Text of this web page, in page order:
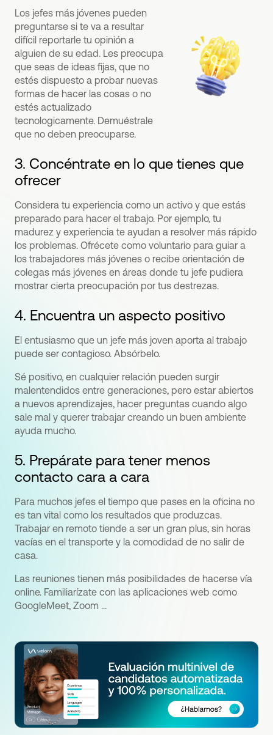
Los jefes más jóvenes pueden
preguntarse si te va a resultar
difícil reportarle tu opinión a
alguien de su edad. Les preocupa
que seas de ideas fijas, que no
estés dispuesto a probar nuevas
formas de hacer las cosas o no
estés actualizado
tecnologicamente. Demuéstrale
que no deben preocuparse.
3. Concéntrate en lo que tienes que
ofrecer
Considera tu experiencia como un activo y que estás
preparado para hacer el trabajo. Por ejemplo, tu
madurez y experiencia te ayudan a resolver más rápido
los problemas. Ofrécete como voluntario para guiar a
los trabajadores más jóvenes o recibe orientación de
colegas más jóvenes en áreas donde tu jefe pudiera
mostrar cierta preocupación por tus destrezas.
4. Encuentra un aspecto positivo
El entusiasmo que un jefe más joven aporta al trabajo
puede ser contagioso. Absórbelo.
Sé positivo, en cualquier relación pueden surgir
malentendidos entre generaciones, pero estar abiertos
a nuevos aprendizajes, hacer preguntas cuando algo
sale mal y querer trabajar creando un buen ambiente
ayuda mucho.
5. Prepárate para tener menos
contacto cara a cara
Para muchos jefes el tiempo que pases en la oficina no
es tan vital como los resultados que produzcas.
Trabajar en remoto tiende a ser un gran plus, sin horas
vacías en el transporte y la comodidad de no salir de
casa.
Las reuniones tienen más posibilidades de hacerse vía
online. Familiarízate con las aplicaciones web como
GoogleMeet, Zoom ...